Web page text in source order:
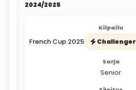
2024/2025
French Cup 2025 Challenger
Senior